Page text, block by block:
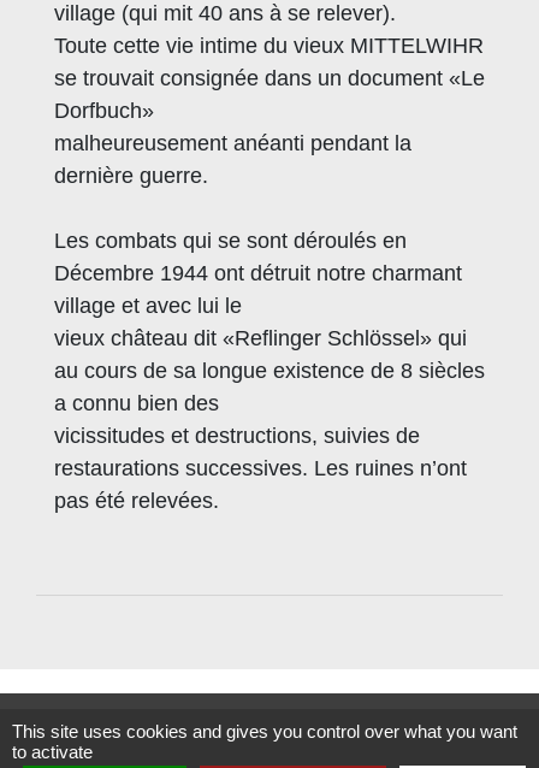
village (qui mit 40 ans à se relever).
Toute cette vie intime du vieux MITTELWIHR
se trouvait consignée dans un document «Le
Dorfbuch»
malheureusement anéanti pendant la
dernière guerre.
Les combats qui se sont déroulés en
Décembre 1944 ont détruit notre charmant
village et avec lui le
vieux château dit «Reflinger Schlössel» qui
au cours de sa longue existence de 8 siècles
a connu bien des
vicissitudes et destructions, suivies de
restaurations successives. Les ruines n’ont
pas été relevées.
Contact
This site uses cookies and gives you control over what you want
to activate